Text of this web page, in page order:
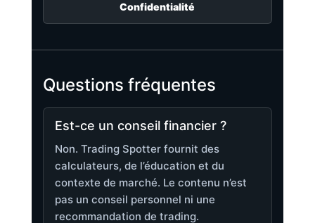
Confidentialité
Questions fréquentes
Est-ce un conseil financier ?
Non. Trading Spotter fournit des
calculateurs, de l’éducation et du
contexte de marché. Le contenu n’est
pas un conseil personnel ni une
recommandation de trading.